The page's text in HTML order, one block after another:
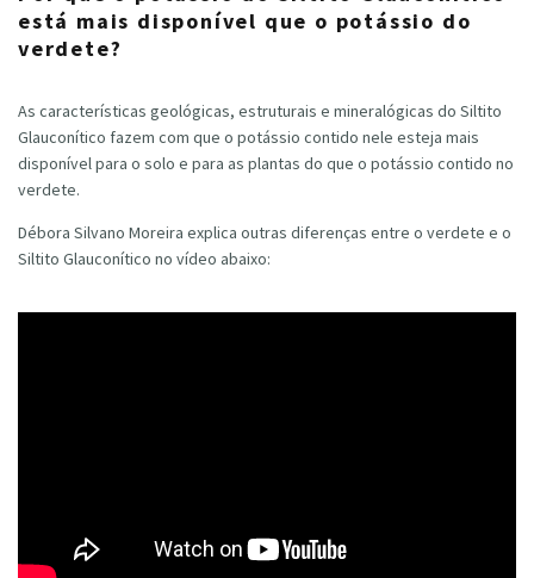
está mais disponível que o potássio do
verdete?
As características geológicas, estruturais e mineralógicas do Siltito
Glauconítico fazem com que o potássio contido nele esteja mais
disponível para o solo e para as plantas do que o potássio contido no
verdete.
Débora Silvano Moreira explica outras diferenças entre o verdete e o
Siltito Glauconítico no vídeo abaixo: